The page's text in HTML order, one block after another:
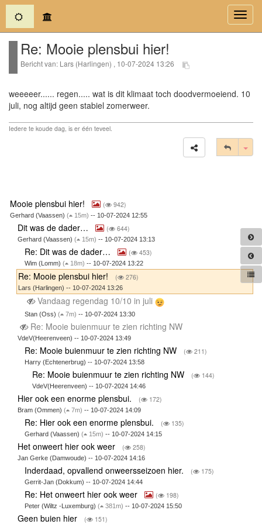
(current)
Re: Mooie plensbui hier!
Bericht van: Lars (Harlingen) , 10-07-2024 13:26
weeeeer...... regen..... wat is dit klimaat toch doodvermoeiend. 10
juli, nog altijd geen stabiel zomerweer.
Iedere te koude dag, is er één teveel.
Mooie plensbui hier! ( 942)
Gerhard (Vaassen) ( 15m) -- 10-07-2024 12:55
Dit was de dader… ( 644)
Gerhard (Vaassen) ( 15m) -- 10-07-2024 13:13
Re: Dit was de dader… ( 453)
Wim (Lomm)( 18m) -- 10-07-2024 13:22
Re: Mooie plensbui hier! ( 276)
Lars (Harlingen) -- 10-07-2024 13:26
Vandaag regendag 10/10 in juli
Stan (Oss)( 7m) -- 10-07-2024 13:30
Re: Mooie buienmuur te zien richting NW
VdeV(Heerenveen) -- 10-07-2024 13:49
Re: Mooie buienmuur te zien richting NW ( 211)
Harry (Echtenerbrug) -- 10-07-2024 13:58
Re: Mooie buienmuur te zien richting NW ( 144)
VdeV(Heerenveen) -- 10-07-2024 14:46
Hier ook een enorme plensbui. ( 172)
Bram (Ommen) ( 7m) -- 10-07-2024 14:09
Re: Hier ook een enorme plensbui. ( 135)
Gerhard (Vaassen)( 15m) -- 10-07-2024 14:15
Het onweert hier ook weer ( 258)
Jan Gerke (Damwoude) -- 10-07-2024 14:16
Inderdaad, opvallend onweersseizoen hier. ( 175)
Gerrit-Jan (Dokkum) -- 10-07-2024 14:44
Re: Het onweert hier ook weer ( 198)
Peter (Wiltz -Luxemburg)( 381m) -- 10-07-2024 15:50
Geen buien hier ( 151)